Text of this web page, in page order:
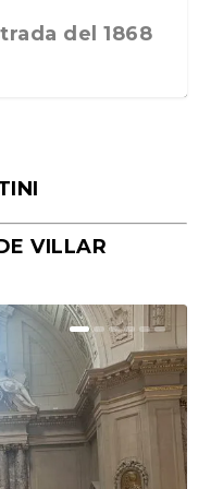
del 1868
de Rafael
VILLAR